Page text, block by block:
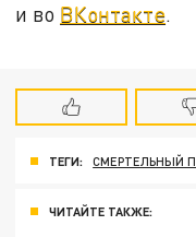
и во ВКонтакте.
ТЕГИ: СМЕРТЕЛЬНЫЙ
ЧИТАЙТЕ ТАКЖЕ: